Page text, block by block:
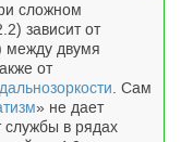
сложном
зависит от
между двумя
от
дальнозоркости . Сам
» не дает
службы в рядах